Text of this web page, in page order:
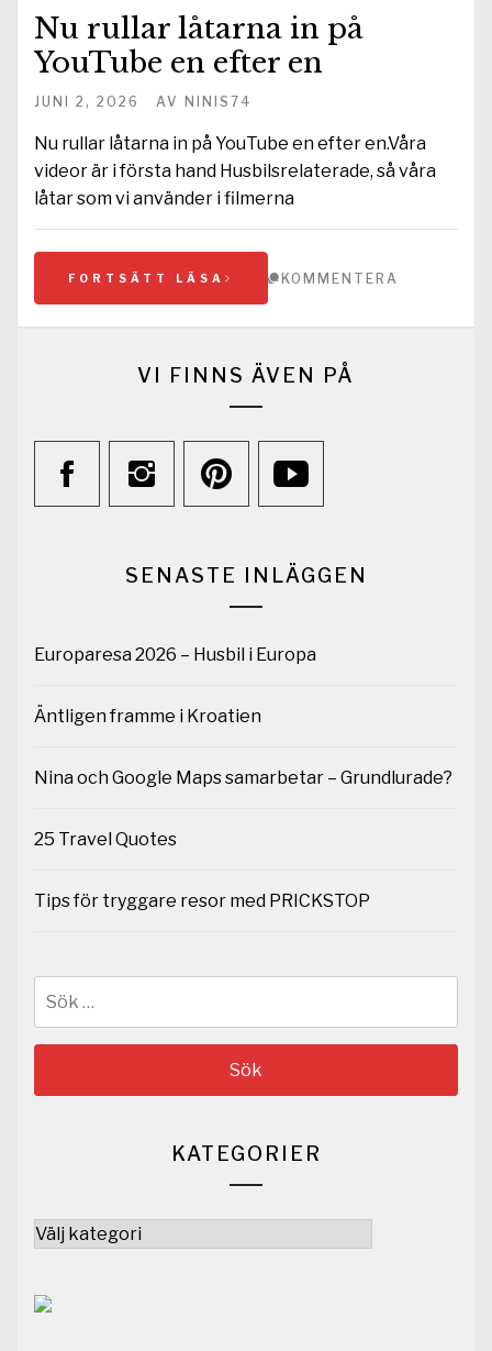
Nu rullar låtarna in på
YouTube en efter en
JUNI 2, 2026 AV NINIS74
Nu rullar låtarna in på YouTube en efter en.Våra
videor är i första hand Husbilsrelaterade, så våra
låtar som vi använder i filmerna
FORTSÄTT LÄSA KOMMENTERA
VI FINNS ÄVEN PÅ
SENASTE INLÄGGEN
Europaresa 2026 – Husbil i Europa
Äntligen framme i Kroatien
Nina och Google Maps samarbetar – Grundlurade?
25 Travel Quotes
Tips för tryggare resor med PRICKSTOP
KATEGORIER
Kategorier